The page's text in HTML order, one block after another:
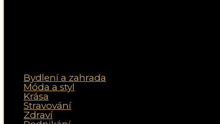
Bydlení a zahrada
Móda a styl
Krása
Stravování
Zdraví